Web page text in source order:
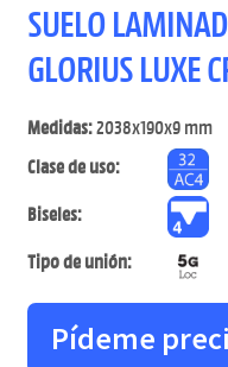
SUELO
GLORIUS LUXE
Medidas:2038x190x9 mm
Clase de uso:
Biseles:
Tipo de unión:
Pídeme